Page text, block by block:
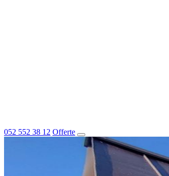
052 552 38 12 Offerte